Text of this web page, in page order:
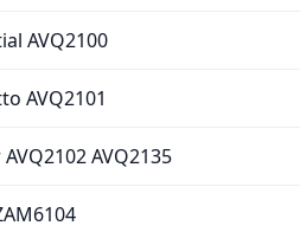
AVQ2100
AVQ2101
AVQ2135